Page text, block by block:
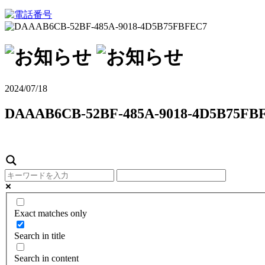
2024/07/18
DAAAB6CB-52BF-485A-9018-
Exact matches only
Search in title
Search in content